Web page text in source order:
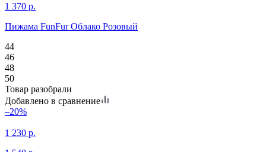
1 370 р.
Пижама FunFur Облако Розовый
44
46
48
50
Товар разобрали
Добавлено в сравнение
–20%
1 230 р.